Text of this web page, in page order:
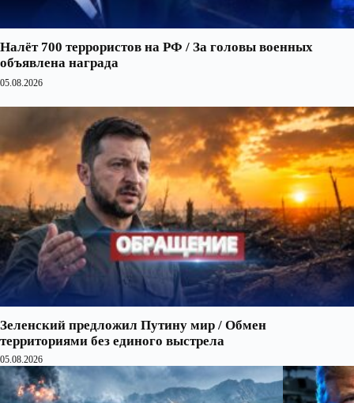
Налёт 700 террористов на РФ / За головы военных
объявлена награда
05.08.2026
Зеленский предложил Путину мир / Обмен
территориями без единого выстрела
05.08.2026